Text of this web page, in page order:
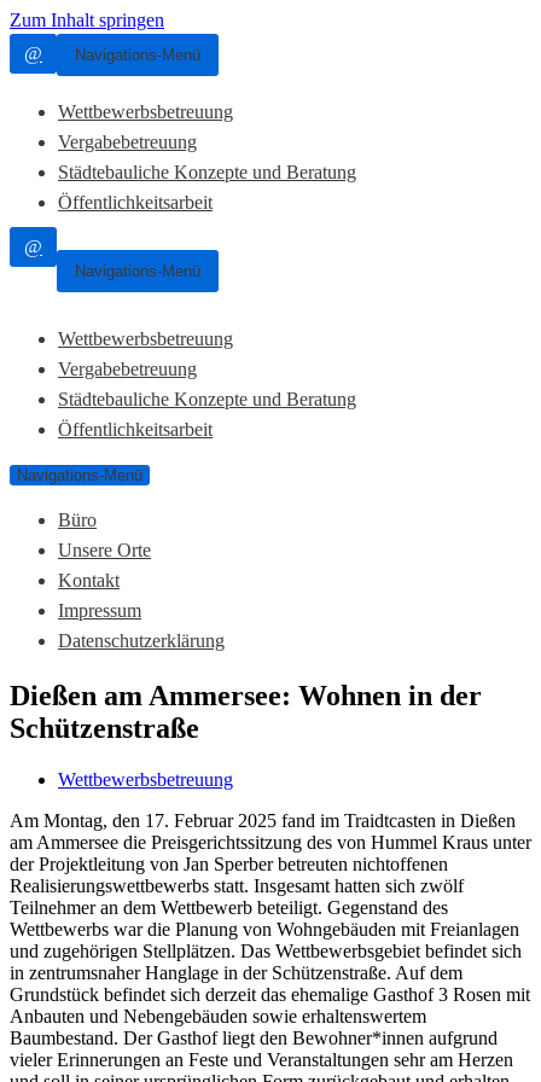
Zum Inhalt springen
@
Navigations-Menü
Wettbewerbsbetreuung
Vergabebetreuung
Städtebauliche Konzepte und Beratung
Öffentlichkeitsarbeit
@
Navigations-Menü
Wettbewerbsbetreuung
Vergabebetreuung
Städtebauliche Konzepte und Beratung
Öffentlichkeitsarbeit
Navigations-Menü
Büro
Unsere Orte
Kontakt
Impressum
Datenschutzerklärung
Dießen am Ammersee: Wohnen in der
Schützenstraße
Wettbewerbsbetreuung
Am Montag, den 17. Februar 2025 fand im Traidtcasten in Dießen
am Ammersee die Preisgerichtssitzung des von Hummel Kraus unter
der Projektleitung von Jan Sperber betreuten nichtoffenen
Realisierungswettbewerbs statt. Insgesamt hatten sich zwölf
Teilnehmer an dem Wettbewerb beteiligt. Gegenstand des
Wettbewerbs war die Planung von Wohngebäuden mit Freianlagen
und zugehörigen Stellplätzen. Das Wettbewerbsgebiet befindet sich
in zentrumsnaher Hanglage in der Schützenstraße. Auf dem
Grundstück befindet sich derzeit das ehemalige Gasthof 3 Rosen mit
Anbauten und Nebengebäuden sowie erhaltenswertem
Baumbestand. Der Gasthof liegt den Bewohner*innen aufgrund
vieler Erinnerungen an Feste und Veranstaltungen sehr am Herzen